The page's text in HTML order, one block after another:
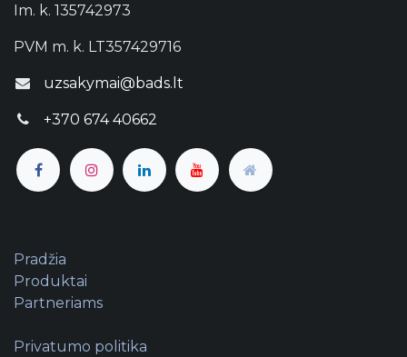
Im. k. 135742973
PVM m. k. LT357429716
uzsakymai@bads.lt
+370 674 40662
Pradžia
Produktai
Partneriams
Privatumo politika